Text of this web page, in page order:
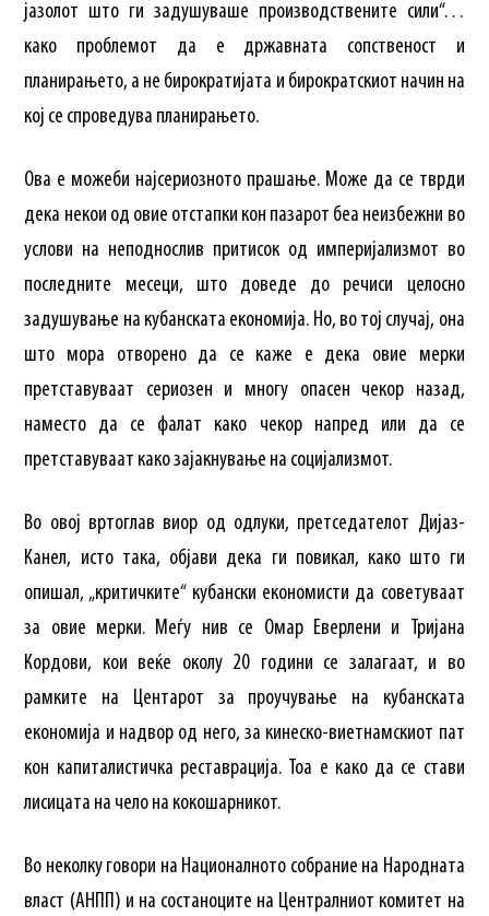
јазолот што ги задушуваше производствените сили“…
како проблемот да е државната сопственост и
планирањето, а не бирократијата и бирократскиот начин на
кој се спроведува планирањето.
Ова е можеби најсериозното прашање. Може да се тврди
дека некои од овие отстапки кон пазарот беа неизбежни во
услови на неподнослив притисок од империјализмот во
последните месеци, што доведе до речиси целосно
задушување на кубанската економија. Но, во тој случај, она
што мора отворено да се каже е дека овие мерки
претставуваат сериозен и многу опасен чекор назад,
наместо да се фалат како чекор напред или да се
претставуваат како зајакнување на социјализмот.
Во овој вртоглав виор од одлуки, претседателот Дијаз-
Канел, исто така, објави дека ги повикал, како што ги
опишал, „критичките“ кубански економисти да советуваат
за овие мерки. Меѓу нив се Омар Еверлени и Тријана
Кордови, кои веќе околу 20 години се залагаат, и во
рамките на Центарот за проучување на кубанската
економија и надвор од него, за кинеско-виетнамскиот пат
кон капиталистичка реставрација. Тоа е како да се стави
лисицата на чело на кокошарникот.
Во неколку говори на Националното собрание на Народната
власт (АНПП) и на состаноците на Централниот комитет на